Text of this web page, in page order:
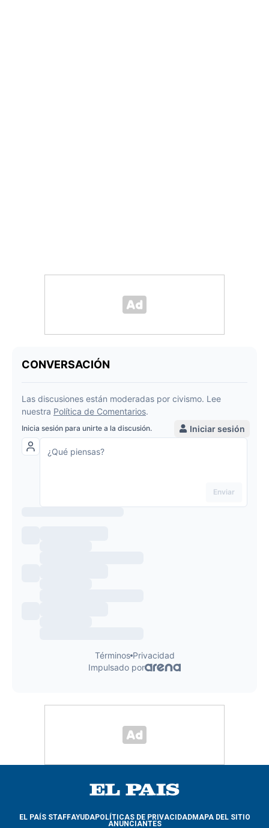
EL PAÍS STAFFAYUDAPOLÍTICAS DE PRIVACIDADMAPA DEL SITIO
ANUNCIANTES